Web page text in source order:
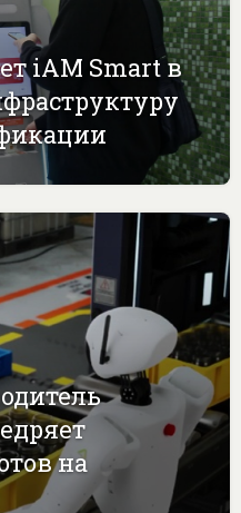
iAM Smart в
на